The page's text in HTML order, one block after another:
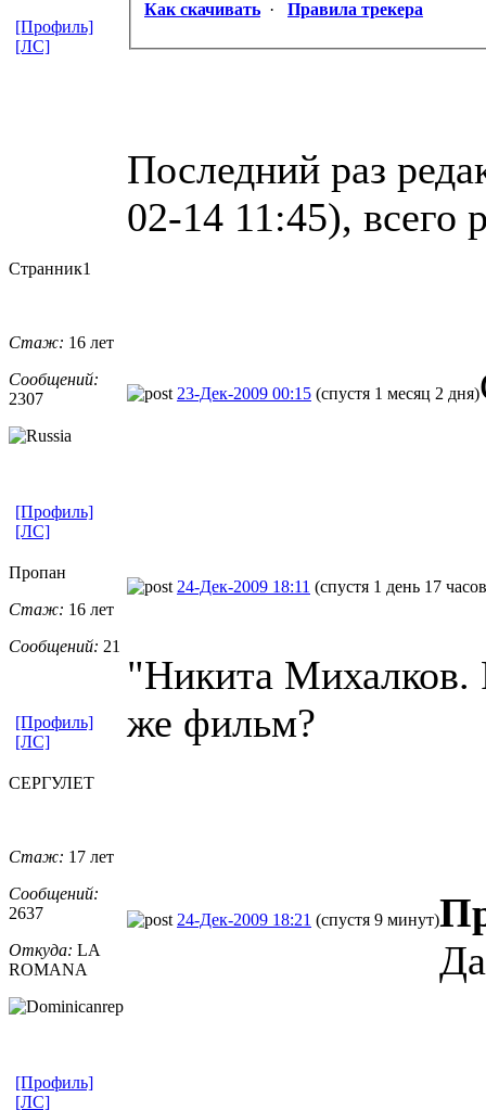
Как скачивать · Правила трекера
Последний раз
02-14 11:45), всего
[Профиль]
[ЛС]
Странник1
Стаж: 16 лет
Сообщений:
2307
23-Дек-2009 00:15 (спустя 1 месяц 2 дня)
[Профиль]
[ЛС]
Пропан
Стаж: 16 лет
Сообщений: 21
24-Дек-2009 18:11 (спустя 1 день 17
"Никита Михалков.
же фильм?
[Профиль]
[ЛС]
СЕРГУЛЕТ
Стаж: 17 лет
Сообщений:
2637
Откуда: LA
ROMANA
24-Дек-2009 18:21 (спустя 9 минут)
[Профиль]
[ЛС]